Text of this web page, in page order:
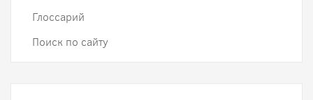
Глоссарий
Поиск по сайту